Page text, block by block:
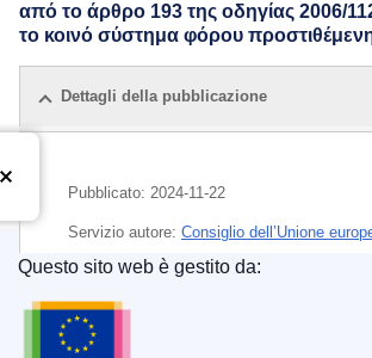
από το άρθρο 193 της οδηγίας 2006/
το κοινό σύστημα φόρου
Dettagli della pubblicazione
Pubblicato: 2024-11-22
Servizio autore: Consiglio dell’Unione
IMMC : ST 16050 2024 INIT
Ufficio delle pubblicazioni
Questo sito web è gestito da: